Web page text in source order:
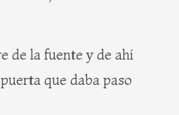
de la fuente y de ahí
que daba paso